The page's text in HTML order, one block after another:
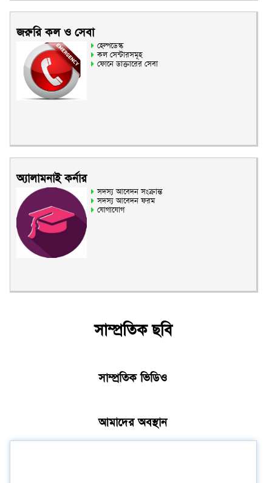
জরুরি কল ও সেবা
হেল্পডেস্ক
কল সেন্টারসমূহ
ফোনে ডাক্তারের সেবা
অ্যালামনাই কর্নার
সদস্য আবেদন সংক্রান্ত
সদস্য আবেদন ফরম
যোগাযোগ
সাম্প্রতিক ছবি
সাম্প্রতিক ভিডিও
আমাদের অবস্থান